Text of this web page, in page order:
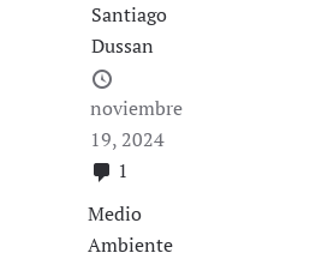
Santiago
Dussan
noviembre
19, 2024
1
Medio
Ambiente